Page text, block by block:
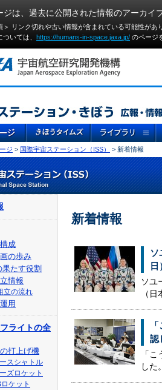
ジは、過去に公開された情報のアーカイ
＞ リンク切れや古い情報が含まれている可能性が
いては、 https://humans-in-space.jaxa.jp/ のページ
ジ > 国際宇宙ステーション（ISS） > 新着情報
成
の歩み
果たす役割
情報
立の流れ
用
ライトの全
打上げ機
スシャトル
ズロケット
ケット
新着情報
ソ
日
ソユ
（
認
「
した